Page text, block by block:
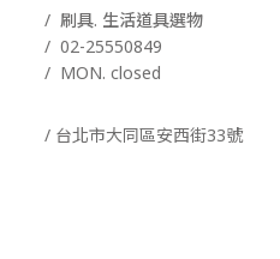
/ 刷具. 生活道具選物
/ 02-25550849
/ MON. closed
/ 台北市大同區安西街33號